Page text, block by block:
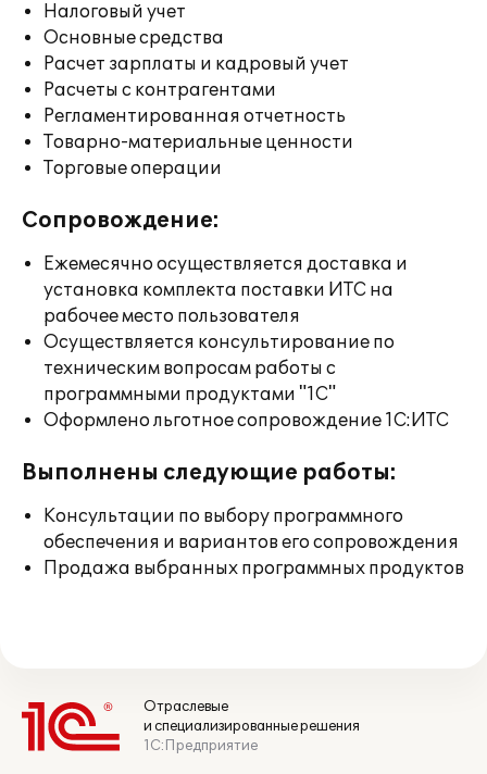
Налоговый учет
Основные средства
Расчет зарплаты и кадровый учет
Расчеты с контрагентами
Регламентированная отчетность
Товарно-материальные ценности
Торговые операции
Сопровождение:
Ежемесячно осуществляется доставка и
установка комплекта поставки ИТС на
рабочее место пользователя
Осуществляется консультирование по
техническим вопросам работы с
программными продуктами "1С"
Оформлено льготное сопровождение 1С:ИТС
Выполнены следующие работы:
Консультации по выбору программного
обеспечения и вариантов его сопровождения
Продажа выбранных программных продуктов
Отраслевые
и специализированные решения
1С:Предприятие